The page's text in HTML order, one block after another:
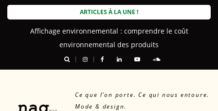
Skip
ARTICLES À LA UNE !
Affichage environnemental : comprendre le coût
environnemental des produits
Ce que l’on porte. Ce qui nous entoure.
Mode & design.